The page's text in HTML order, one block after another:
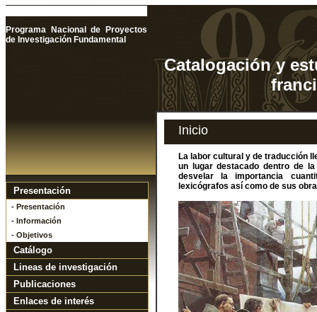
Programa Nacional de Proyectos
de Investigación Fundamental
Catalogación y
Presentación
- Presentación
- Información
- Objetivos
Catálogo
Lineas de investigación
Publicaciones
Enlaces de interés
Inicio
La labor cultural y de traducción
un lugar destacado dentro de
desvelar la importancia
lexicógrafos así como de sus